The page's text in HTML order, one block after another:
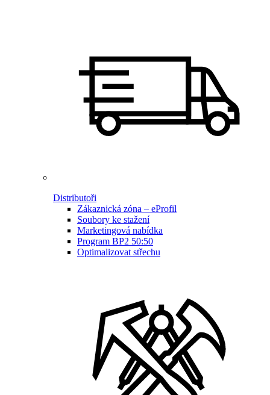
Distributoři
Zákaznická zóna – eProfil
Soubory ke stažení
Marketingová nabídka
Program BP2 50:50
Optimalizovat střechu